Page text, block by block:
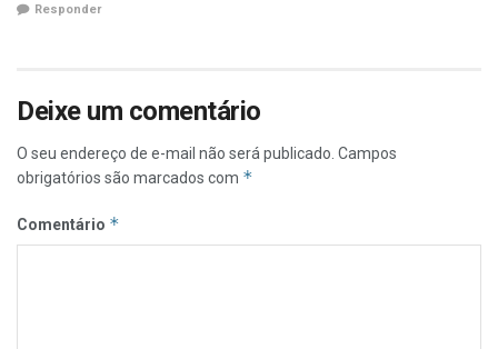
Responder
Deixe um comentário
O seu endereço de e-mail não será publicado. Campos
obrigatórios são marcados com *
Comentário *